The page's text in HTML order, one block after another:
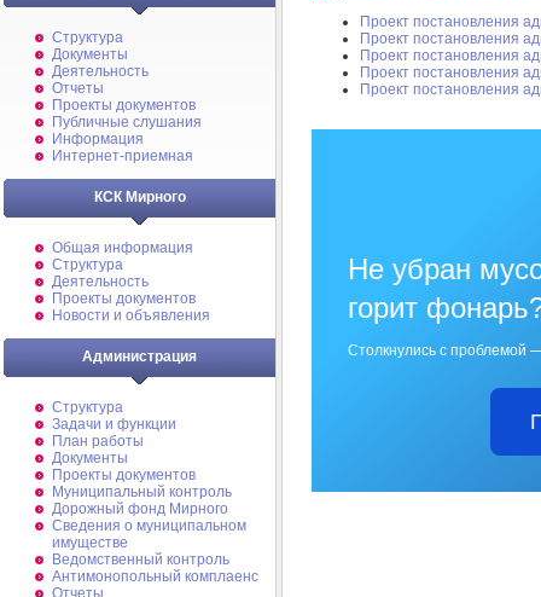
Структура
Документы
Деятельность
Отчеты
Проекты документов
Публичные слушания
Информация
Интернет-приемная
КСК Мирного
Общая информация
Структура
Деятельность
Проекты документов
Новости и объявления
Администрация
Структура
Задачи и функции
План работы
Документы
Проекты документов
Муниципальный контроль
Дорожный фонд Мирного
Cведения о муниципальном
имуществе
Ведомственный контроль
Антимонопольный комплаенс
Отчеты
Проект постановления
Проект постановления
Проект постановления
Проект постановления
Проект постановления
Не убран
горит
Столкнулись с проблемой